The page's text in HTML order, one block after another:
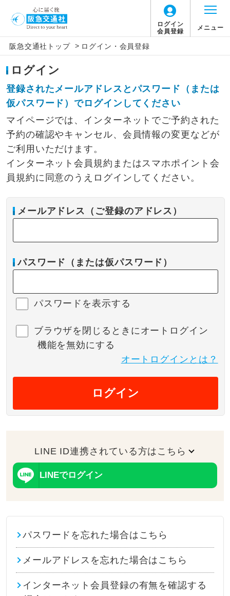
ログイン
会員登録
メニュー
阪急交通社トップ > ログイン・会員登録
ログイン
登録されたメールアドレスとパスワード（または
仮パスワード）でログインしてください
マイページでは、インターネットでご予約された
予約の確認やキャンセル、会員情報の変更などが
ご利用いただけます。
インターネット会員規約またはスマホポイント会
員規約に同意のうえログインしてください。
メールアドレス（ご登録のアドレス）
パスワード（または仮パスワード）
パスワードを表示する
ブラウザを閉じるときにオートログイン
機能を無効にする
オートログインとは？
ログイン
LINE ID連携されている方はこちら
LINEでログイン
パスワードを忘れた場合はこちら
メールアドレスを忘れた場合はこちら
インターネット会員登録の有無を確認する